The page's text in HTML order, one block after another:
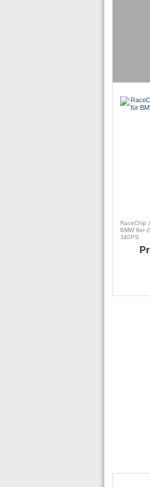
RaceChip
BMW 8er
340PS